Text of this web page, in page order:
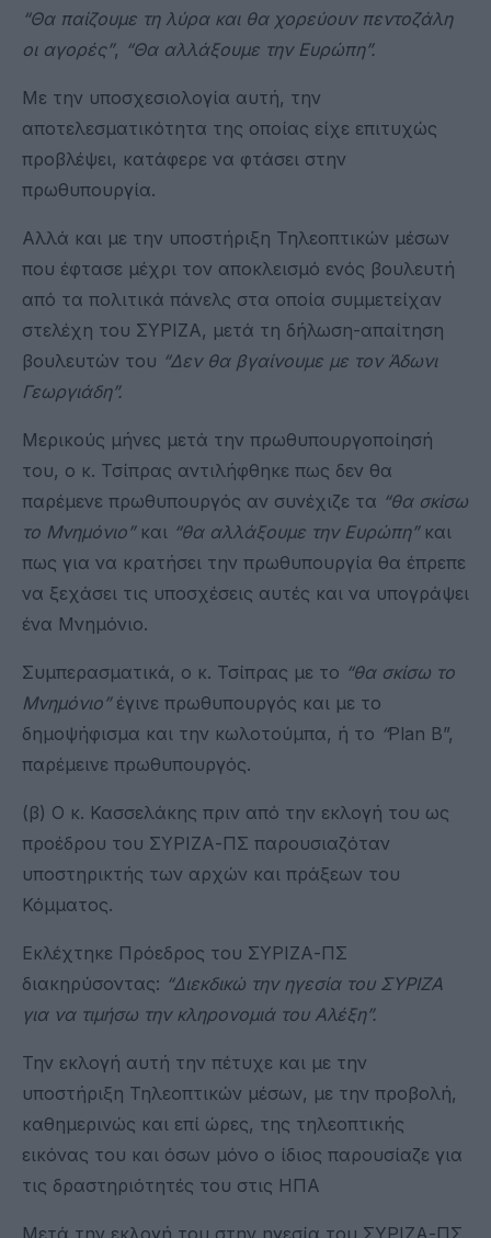
“Θα παίζουμε τη λύρα και θα χορεύουν πεντοζάλη
οι αγορές”, “Θα αλλάξουμε την Ευρώπη”.
Με την υποσχεσιολογία αυτή, την
αποτελεσματικότητα της οποίας είχε επιτυχώς
προβλέψει, κατάφερε να φτάσει στην
πρωθυπουργία.
Αλλά και με την υποστήριξη Τηλεοπτικών μέσων
που έφτασε μέχρι τον αποκλεισμό ενός βουλευτή
από τα πολιτικά πάνελς στα οποία συμμετείχαν
στελέχη του ΣΥΡΙΖΑ, μετά τη δήλωση-απαίτηση
βουλευτών του “Δεν θα βγαίνουμε με τον Άδωνι
Γεωργιάδη”.
Μερικούς μήνες μετά την πρωθυπουργοποίησή
του, ο κ. Τσίπρας αντιλήφθηκε πως δεν θα
παρέμενε πρωθυπουργός αν συνέχιζε τα “θα σκίσω
το Μνημόνιο”και “θα αλλάξουμε την Ευρώπη”και
πως για να κρατήσει την πρωθυπουργία θα έπρεπε
να ξεχάσει τις υποσχέσεις αυτές και να υπογράψει
ένα Μνημόνιο.
Συμπερασματικά, ο κ. Τσίπρας με το “θα σκίσω το
Μνημόνιο”έγινε πρωθυπουργός και με το
δημοψήφισμα και την κωλοτούμπα, ή το “Plan B”,
παρέμεινε πρωθυπουργός.
(β) Ο κ. Κασσελάκης πριν από την εκλογή του ως
προέδρου του ΣΥΡΙΖΑ-ΠΣ παρουσιαζόταν
υποστηρικτής των αρχών και πράξεων του
Κόμματος.
Εκλέχτηκε Πρόεδρος του ΣΥΡΙΖΑ-ΠΣ
διακηρύσοντας: “Διεκδικώ την ηγεσία του ΣΥΡΙΖΑ
για να τιμήσω την κληρονομιά του Αλέξη”.
Την εκλογή αυτή την πέτυχε και με την
υποστήριξη Τηλεοπτικών μέσων, με την προβολή,
καθημερινώς και επί ώρες, της τηλεοπτικής
εικόνας του και όσων μόνο ο ίδιος παρουσίαζε για
τις δραστηριότητές του στις ΗΠΑ
Μετά την εκλογή του στην ηγεσία του ΣΥΡΙΖΑ-ΠΣ,